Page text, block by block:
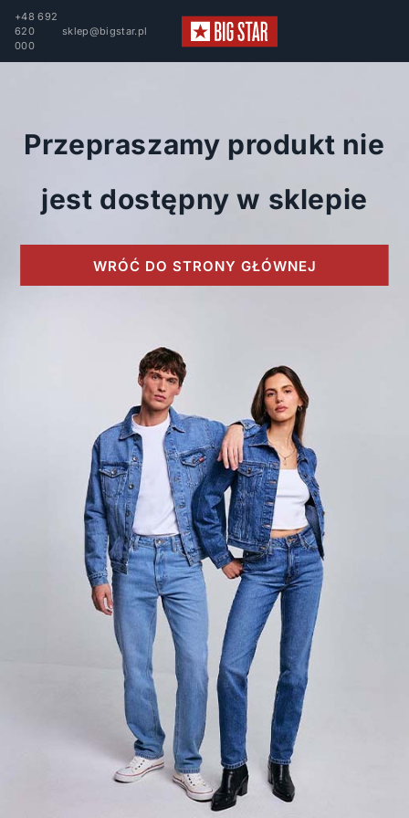
+48 692
620
000
sklep@bigstar.pl
Przepraszamy produkt nie
jest dostępny w sklepie
WRÓĆ DO STRONY GŁÓWNEJ